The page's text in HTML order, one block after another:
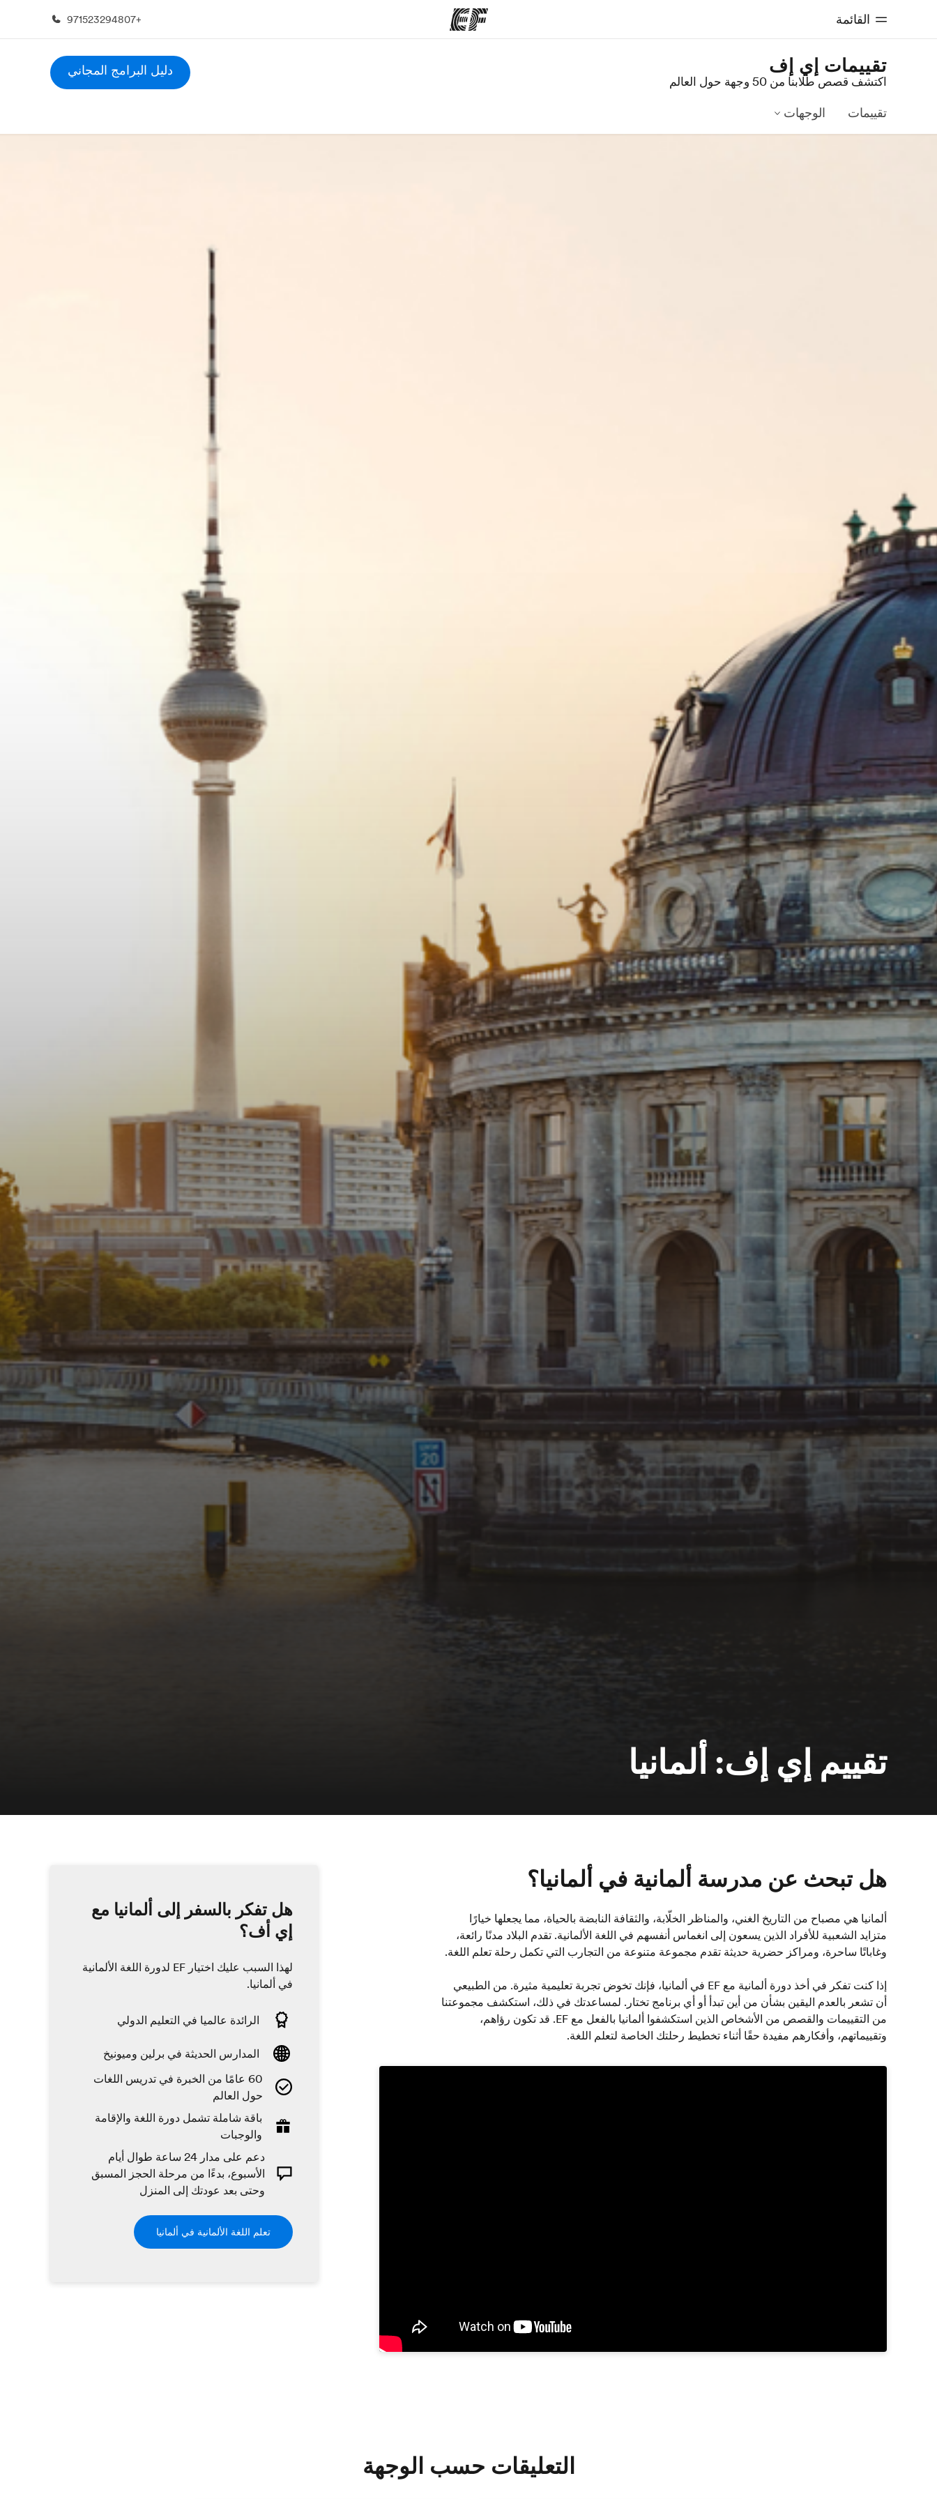
القائمة +971523294807
الصفحة الرئيسية
أهلا بكم في إي أف
وظائف
تقييمات إي إف
اكتشف قصص طلابنا من 50 وجهة حول العالم
دليل البرامج المجاني
تقييمات الوجهات
تقييم إي إف: ألمانيا
هل تبحث عن مدرسة ألمانية في ألمانيا؟
ألمانيا هي مصباح من التاريخ الغني، والمناظر الخلّابة، والثقافة النابضة بالحياة، مما يجعلها خيارًا
متزايد الشعبية للأفراد الذين يسعون إلى انغماس أنفسهم في اللغة الألمانية. تقدم البلاد مدنًا رائعة،
وغاباتًا ساحرة، ومراكز حضرية حديثة تقدم مجموعة متنوعة من التجارب التي تكمل رحلة تعلم اللغة.
إذا كنت تفكر في أخذ دورة ألمانية مع EF في ألمانيا، فإنك تخوض تجربة تعليمية مثيرة. من الطبيعي
أن تشعر بالعدم اليقين بشأن من أين تبدأ أو أي برنامج تختار. لمساعدتك في ذلك، استكشف مجموعتنا
من التقييمات والقصص من الأشخاص الذين استكشفوا ألمانيا بالفعل مع EF. قد تكون رؤاهم،
وتقييماتهم، وأفكارهم مفيدة حقًا أثناء تخطيط رحلتك الخاصة لتعلم اللغة.
هل تفكر بالسفر إلى ألمانيا مع
إي أف؟
لهذا السبب عليك اختيار EF لدورة اللغة الألمانية
في ألمانيا.
الرائدة عالميا في التعليم الدولي
المدارس الحديثة في برلين وميونيخ
60 عامًا من الخبرة في تدريس اللغات
حول العالم
باقة شاملة تشمل دورة اللغة والإقامة
والوجبات
دعم على مدار 24 ساعة طوال أيام
الأسبوع، بدءًا من مرحلة الحجز المسبق
وحتى بعد عودتك إلى المنزل
تعلم اللغة الألمانية في ألمانيا
التعليقات حسب الوجهة